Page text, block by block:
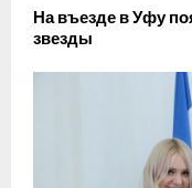
На въезде в Уфу
звезды